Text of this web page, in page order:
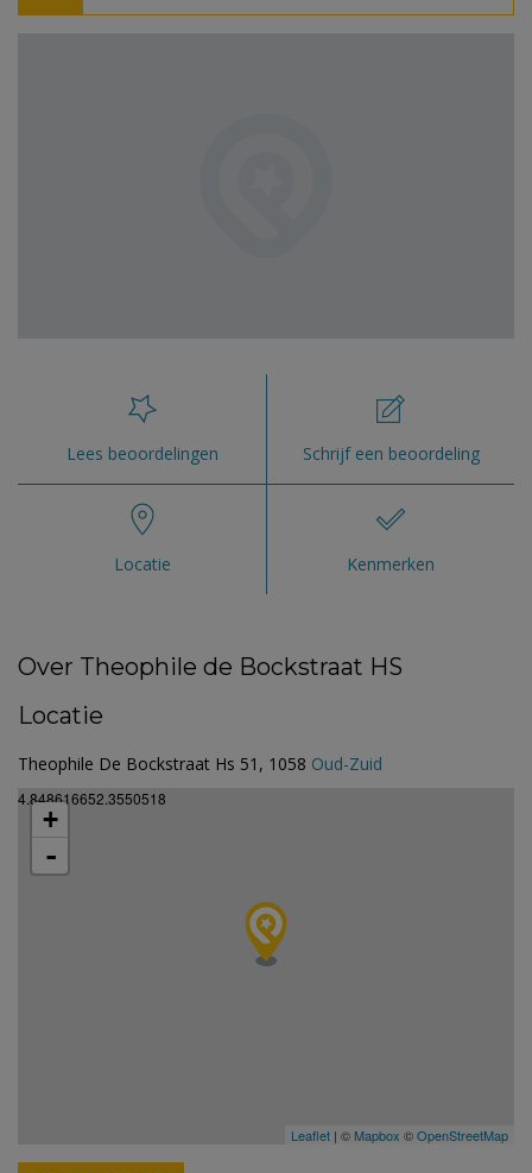
Lees beoordelingen Schrijf een beoordeling
Locatie Kenmerken
Over Theophile de Bockstraat HS
Locatie
Theophile De Bockstraat Hs 51, 1058 Oud-Zuid
4.848616652.3550518
+
-
Leaflet | © Mapbox ©OpenStreetMap